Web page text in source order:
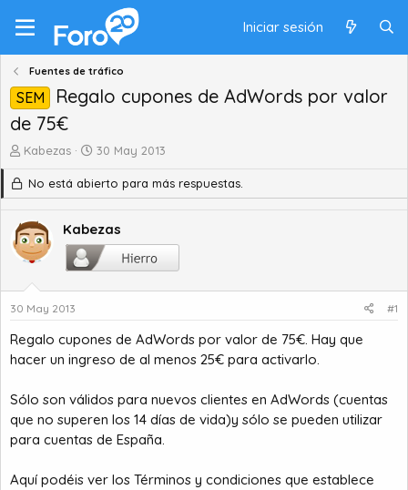
Iniciar sesión
Fuentes de tráfico
SEM
Regalo cupones de AdWords por valor
de 75€
A
o
r
d
e
e
m
Kabezas
F
c
h
d
e
i
n
i
o
30 May 2013
No está abierto para más respuestas.
Kabezas
30 May 2013 #1
Regalo cupones de AdWords por valor de 75€. Hay que
hacer un ingreso de al menos 25€ para activarlo.
Sólo son válidos para nuevos clientes en AdWords (cuentas
que no superen los 14 días de vida)y sólo se pueden utilizar
para cuentas de España.
Aquí podéis ver los Términos y condiciones que establece